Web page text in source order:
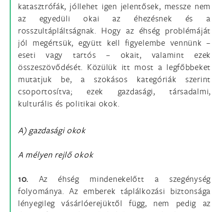
katasztrófák, jóllehet igen jelentősek, messze nem
az egyedüli okai az éhezésnek és a
rosszultápláltságnak. Hogy az éhség problémáját
jól megértsük, együtt kell figyelembe vennünk –
eseti vagy tartós – okait, valamint ezek
összeszövődését. Közülük itt most a legfőbbeket
mutatjuk be, a szokásos kategóriák szerint
csoportosítva; ezek gazdasági, társadalmi,
kulturális és politikai okok.
A) gazdasági okok
A mélyen rejlő okok
10. Az éhség mindenekelőtt a szegénység
folyománya. Az emberek táplálkozási biztonsága
lényegileg vásárlóerejüktől függ, nem pedig az